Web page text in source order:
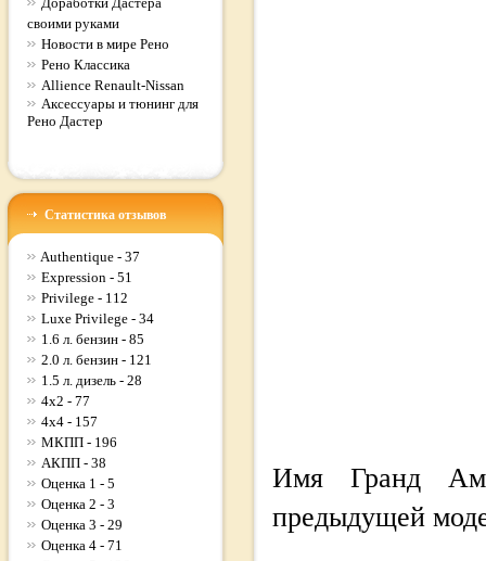
своими руками
Новости в мире Рено
Рено Классика
Allience Renault-Nissan
Аксессуары и тюнинг для
Рено Дастер
Статистика отзывов
Authentique - 37
Expression - 51
Privilege - 112
Luxe Privilege - 34
1.6 л. бензин - 85
2.0 л. бензин - 121
1.5 л. дизель - 28
4x2 - 77
4x4 - 157
МКПП - 196
АКПП - 38
Оценка 1 - 5
Оценка 2 - 3
Оценка 3 - 29
Оценка 4 - 71
Имя Гранд
предыдущей